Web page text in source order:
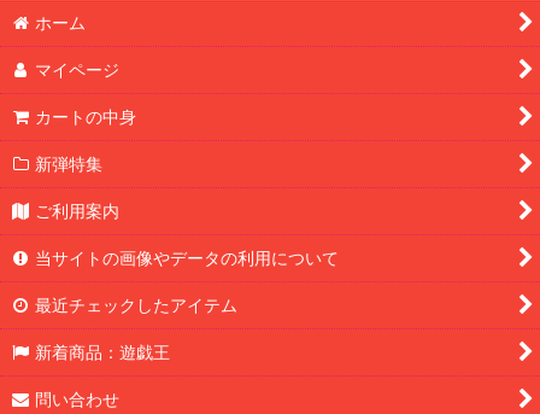
ホーム
マイページ
カートの中身
新弾特集
ご利用案内
当サイトの画像やデータの利用について
最近チェックしたアイテム
新着商品：遊戯王
問い合わせ